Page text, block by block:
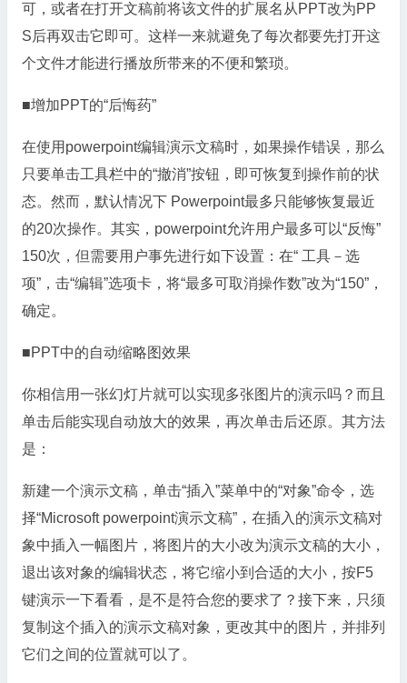
可，或者在打开文稿前将该文件的扩展名从PPT改为PP
S后再双击它即可。这样一来就避免了每次都要先打开这
个文件才能进行播放所带来的不便和繁琐。
■增加PPT的“后悔药”
在使用powerpoint编辑演示文稿时，如果操作错误，那么
只要单击工具栏中的“撤消”按钮，即可恢复到操作前的状
态。然而，默认情况下 Powerpoint最多只能够恢复最近
的20次操作。其实，powerpoint允许用户最多可以“反悔”
150次，但需要用户事先进行如下设置：在“ 工具－选
项”，击“编辑”选项卡，将“最多可取消操作数”改为“150”，
确定。
■PPT中的自动缩略图效果
你相信用一张幻灯片就可以实现多张图片的演示吗？而且
单击后能实现自动放大的效果，再次单击后还原。其方法
是：
新建一个演示文稿，单击“插入”菜单中的“对象”命令，选
择“Microsoft powerpoint演示文稿”，在插入的演示文稿对
象中插入一幅图片，将图片的大小改为演示文稿的大小，
退出该对象的编辑状态，将它缩小到合适的大小，按F5
键演示一下看看，是不是符合您的要求了？接下来，只须
复制这个插入的演示文稿对象，更改其中的图片，并排列
它们之间的位置就可以了。